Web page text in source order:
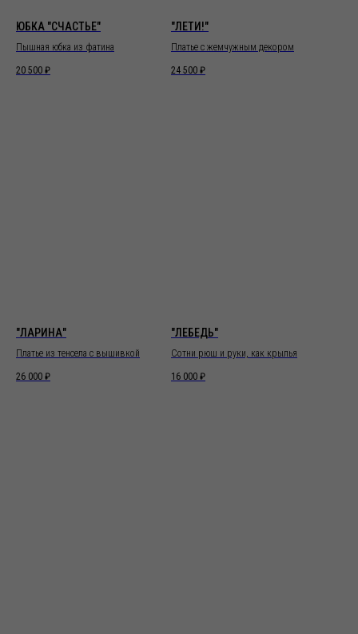
ЮБКА "СЧАСТЬЕ"
Пышная юбка из фатина
20 500 ₽
"ЛЕТИ!"
Платье с жемчужным декором
24 500 ₽
"ЛАРИНА"
Платье из тенсела с вышивкой
26 000 ₽
"ЛЕБЕДЬ"
Сотни рюш и руки, как крылья
16 000 ₽